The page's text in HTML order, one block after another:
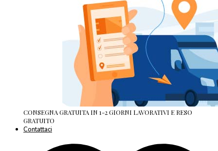
CONSEGNA GRATUITA IN 1-2 GIORNI LAVORATIVI E RESO
GRATUITO
Contattaci